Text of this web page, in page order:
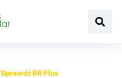
Sprawdź BR Plus